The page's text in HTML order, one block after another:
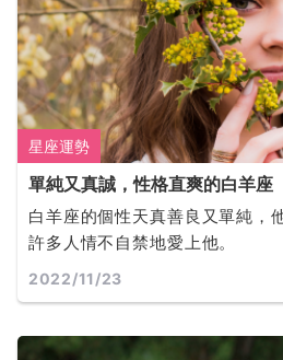
星座運勢
單純又真誠，性格直爽的白羊座
白羊座的個性天真善良又單純，
許多人情不自禁地愛上他。
2022/11/23